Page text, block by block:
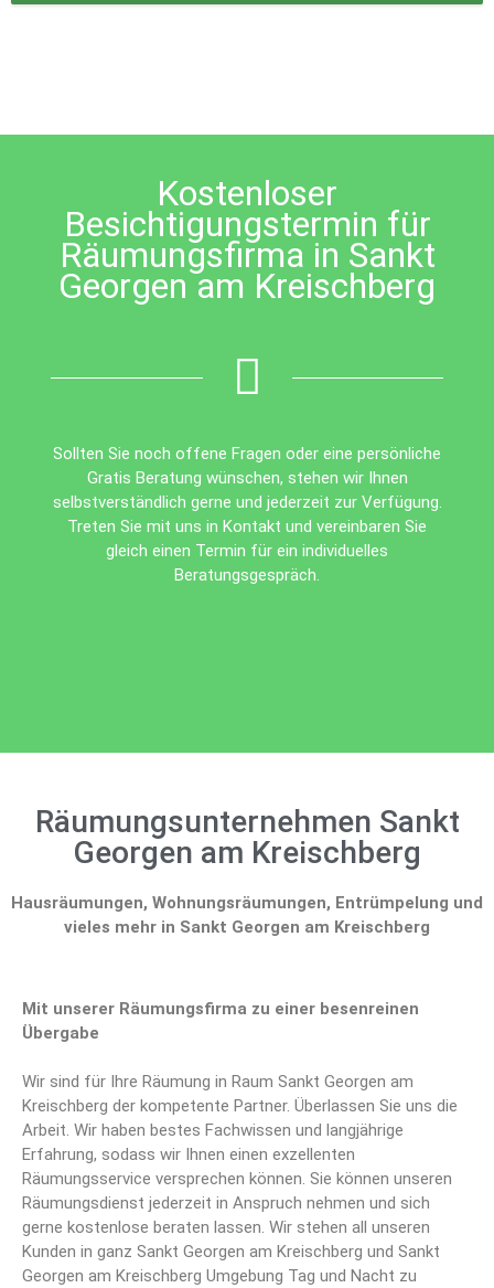
left
Kostenloser
Besichtigungstermin für
Räumungsfirma in Sankt
Georgen am Kreischberg
Sollten Sie noch offene Fragen oder eine persönliche
Gratis Beratung wünschen, stehen wir Ihnen
selbstverständlich gerne und jederzeit zur Verfügung.
Treten Sie mit uns in Kontakt und vereinbaren Sie
gleich einen Termin für ein individuelles
Beratungsgespräch.
Räumungsunternehmen Sankt
Georgen am Kreischberg
Hausräumungen, Wohnungsräumungen, Entrümpelung und
vieles mehr in Sankt Georgen am Kreischberg
Mit unserer Räumungsfirma zu einer besenreinen
Übergabe
Wir sind für Ihre Räumung in Raum Sankt Georgen am
Kreischberg der kompetente Partner. Überlassen Sie uns die
Arbeit. Wir haben bestes Fachwissen und langjährige
Erfahrung, sodass wir Ihnen einen exzellenten
Räumungsservice versprechen können. Sie können unseren
Räumungsdienst jederzeit in Anspruch nehmen und sich
gerne kostenlose beraten lassen. Wir stehen all unseren
Kunden in ganz Sankt Georgen am Kreischberg und Sankt
Georgen am Kreischberg Umgebung Tag und Nacht zu